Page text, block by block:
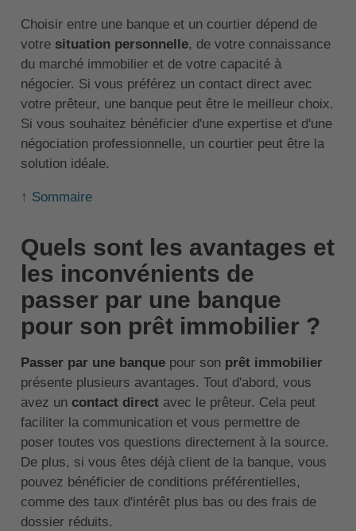
Choisir entre une banque et un courtier dépend de
votre situation personnelle, de votre connaissance
du marché immobilier et de votre capacité à
négocier. Si vous préférez un contact direct avec
votre prêteur, une banque peut être le meilleur choix.
Si vous souhaitez bénéficier d'une expertise et d'une
négociation professionnelle, un courtier peut être la
solution idéale.
↑ Sommaire
Quels sont les avantages et
les inconvénients de
passer par une banque
pour son prêt immobilier ?
Passer par une banquepour son prêt immobilier
présente plusieurs avantages. Tout d'abord, vous
avez un contact directavec le prêteur. Cela peut
faciliter la communication et vous permettre de
poser toutes vos questions directement à la source.
De plus, si vous êtes déjà client de la banque, vous
pouvez bénéficier de conditions préférentielles,
comme des taux d'intérêt plus bas ou des frais de
dossier réduits.